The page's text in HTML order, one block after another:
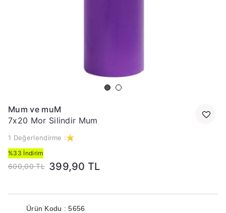
Mum ve muM
7x20 Mor Silindir Mum
1 Değerlendirme :
%33 İndirim
600,00 TL 399,90 TL
Ürün Kodu : 5656